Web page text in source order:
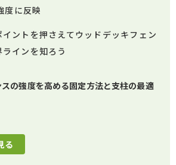
度に反映
ントを押さえてウッドデッキフェン
インを知ろう
の強度を高める固定方法と支柱の最適
る